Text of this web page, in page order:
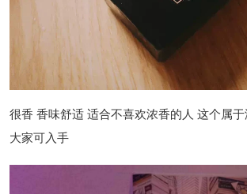
很香 香味舒适 适合不喜欢浓香的人 这个属
大家可入手